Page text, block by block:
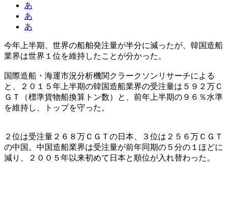
あ
あ
あ
今年上半期、世界の船舶発注量が半分に減ったが、韓国造船
業界は世界１位を維持したことが分かった。
国際造船・海運市況分析機関クラークソンリサーチによる
と、２０１５年上半期の韓国造船業界の受注量は５９２万Ｃ
ＧＴ（標準貨物船換算トン数）と、前年上半期の９６％水準
を維持し、トップを守った。
２位は受注量２６８万ＣＧＴの日本、３位は２５６万ＣＧＴ
の中国。中国造船業界は受注量が前年同期の５分の１ほどに
減り、２００５年以来初めて日本と順位が入れ替わった。